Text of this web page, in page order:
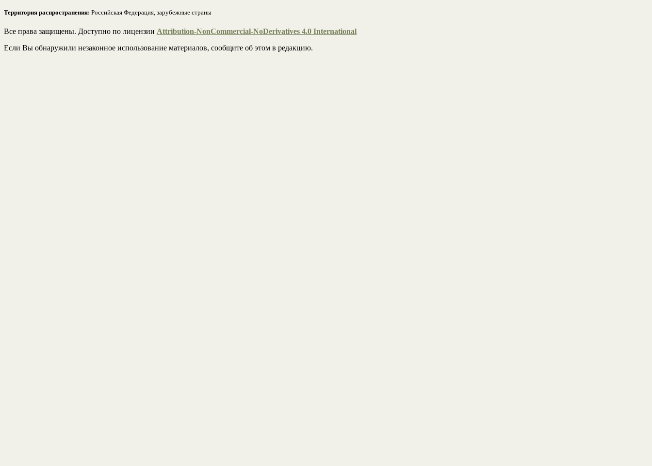
Территория распространения: Российская Федерация, зарубежные страны
Все права защищены. Доступно по лицензии Attribution-NonCommercial-NoDerivatives 4.0 International
Если Вы обнаружили незаконное использование материалов, сообщите об этом в редакцию.